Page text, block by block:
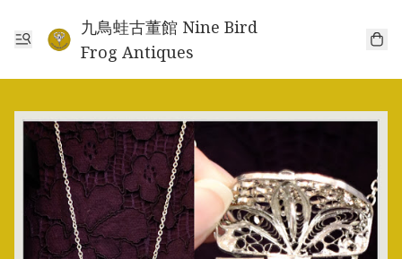
九鳥蛙古董館 Nine Bird
Frog Antiques